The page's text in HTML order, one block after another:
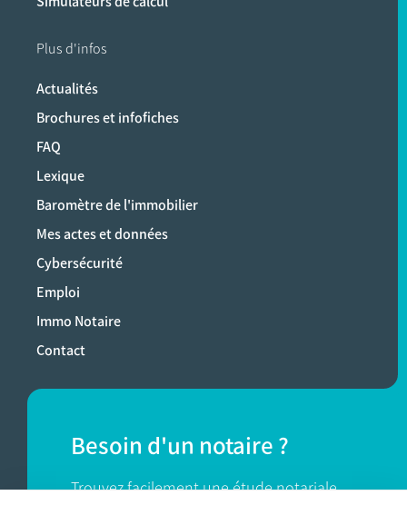
Plus d'infos
Actualités
Brochures et infofiches
FAQ
Lexique
Baromètre de l'immobilier
Mes actes et données
Cybersécurité
Emploi
Immo Notaire
Contact
Besoin d'un notaire ?
Trouvez facilement une étude notariale